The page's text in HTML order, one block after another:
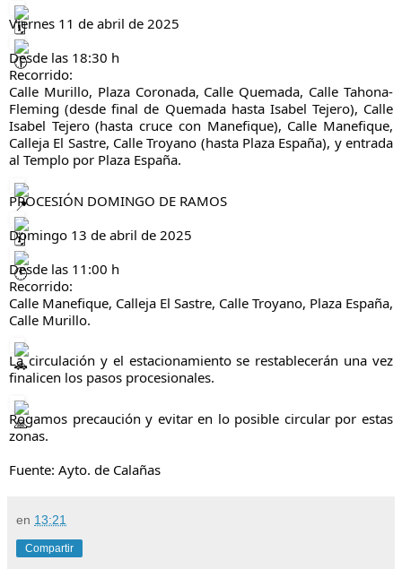
Viernes 11 de abril de 2025
Desde las 18:30 h
Recorrido:
Calle Murillo, Plaza Coronada, Calle Quemada, Calle Tahona-
Fleming (desde final de Quemada hasta Isabel Tejero), Calle
Isabel Tejero (hasta cruce con Manefique), Calle Manefique,
Calleja El Sastre, Calle Troyano (hasta Plaza España), y entrada
al Templo por Plaza España.
PROCESIÓN DOMINGO DE RAMOS
Domingo 13 de abril de 2025
Desde las 11:00 h
Recorrido:
Calle Manefique, Calleja El Sastre, Calle Troyano, Plaza España,
Calle Murillo.
La circulación y el estacionamiento se restablecerán una vez
finalicen los pasos procesionales.
Rogamos precaución y evitar en lo posible circular por estas
zonas.
Fuente: Ayto. de Calañas
en 13:21
Compartir